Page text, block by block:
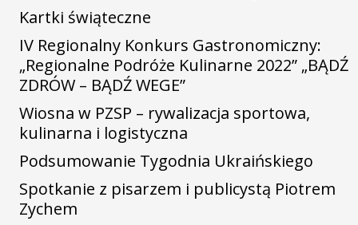
Kartki świąteczne
IV Regionalny Konkurs Gastronomiczny:
„Regionalne Podróże Kulinarne 2022” „BĄDŹ
ZDRÓW – BĄDŹ WEGE”
Wiosna w PZSP – rywalizacja sportowa,
kulinarna i logistyczna
Podsumowanie Tygodnia Ukraińskiego
Spotkanie z pisarzem i publicystą Piotrem
Zychem